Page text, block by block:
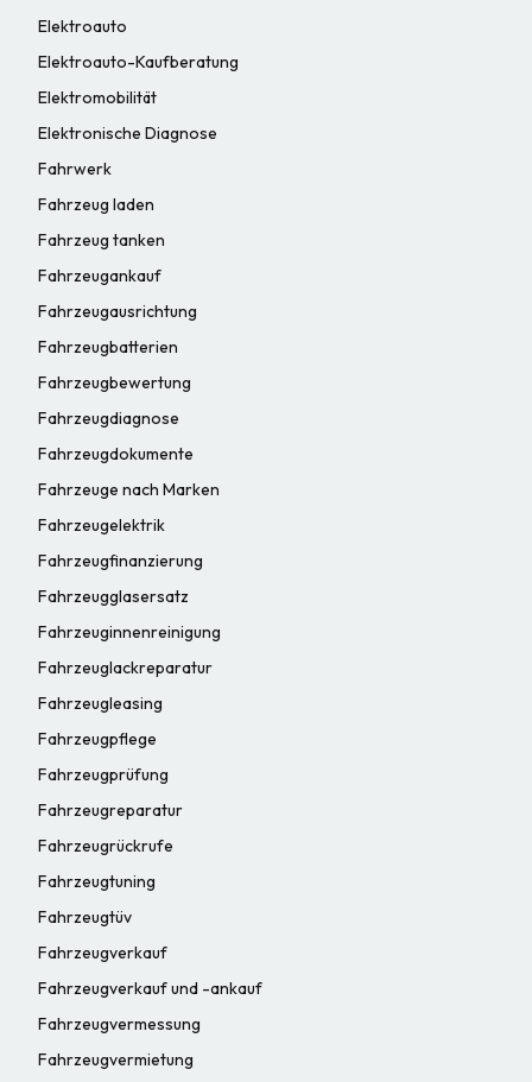
Elektroauto
Elektroauto-Kaufberatung
Elektromobilität
Elektronische Diagnose
Fahrwerk
Fahrzeug laden
Fahrzeug tanken
Fahrzeugankauf
Fahrzeugausrichtung
Fahrzeugbatterien
Fahrzeugbewertung
Fahrzeugdiagnose
Fahrzeugdokumente
Fahrzeuge nach Marken
Fahrzeugelektrik
Fahrzeugfinanzierung
Fahrzeugglasersatz
Fahrzeuginnenreinigung
Fahrzeuglackreparatur
Fahrzeugleasing
Fahrzeugpflege
Fahrzeugprüfung
Fahrzeugreparatur
Fahrzeugrückrufe
Fahrzeugtuning
Fahrzeugtüv
Fahrzeugverkauf
Fahrzeugverkauf und -ankauf
Fahrzeugvermessung
Fahrzeugvermietung